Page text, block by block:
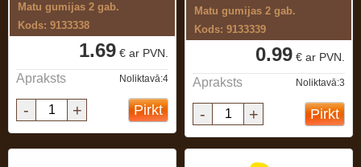
Matu gumijas 2 gab.
Kods: 9133338
1.69 € ar PVN.
Apraksts Noliktavā:4
- + Pirkt
Matu gumijas 2 gab.
Kods: 9133339
0.99 € ar PVN.
Apraksts Noliktavā:3
- + Pirkt